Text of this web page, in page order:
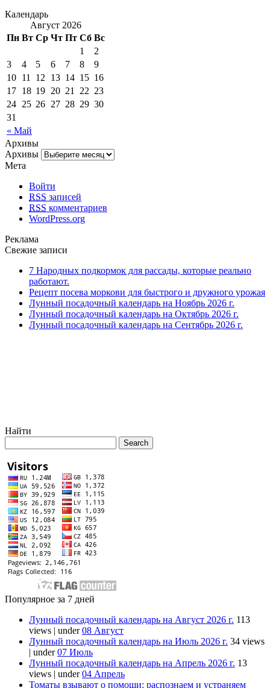
Календарь
Август 2026
Пн Вт Ср Чт Пт Сб Вс
« Май
1
2
3
4 5 6 7 8
9
10 11 12 13 14 15 16
17 18 19 20 21 22 23
24 25 26 27 28 29 30
31
Архивы
Архивы
Мета
Войти
RSS записей
RSS комментариев
WordPress.org
Реклама
Свежие записи
7 Народных подкормок для рассады, которые реально
работают.
Рецепт посева моркови для быстрого и дружного урожая
Лунный посадочный календарь на Ноябрь 2026 г.
Лунный посадочный календарь на Октябрь 2026 г.
Лунный посадочный календарь на Сентябрь 2026 г.
Найти
Популярное за 7 дней
Лунный посадочный календарь на Август 2026 г. 113
views | under08 Август
Лунный посадочный календарь на Июль 2026 г. 34 views
| under07 Июль
Лунный посадочный календарь на Апрель 2026 г. 13
views | under04 Апрель
Томаты взывают о помощи: распознаем и устраняем